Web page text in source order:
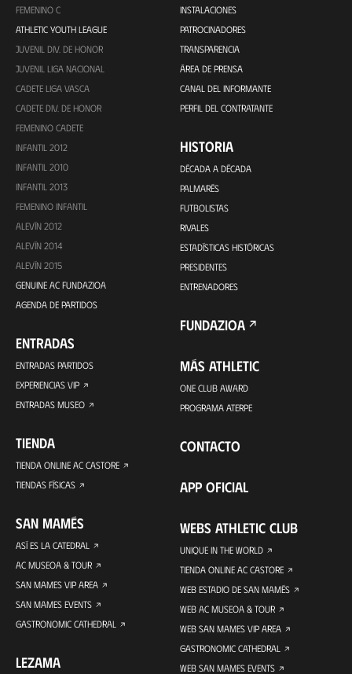
FEMENINO C
ATHLETIC YOUTH LEAGUE
JUVENIL DIV. DE HONOR
JUVENIL LIGA NACIONAL
CADETE LIGA VASCA
CADETE DIV. DE HONOR
FEMENINO CADETE
INFANTIL 2012
INFANTIL 2010
INFANTIL 2013
FEMENINO INFANTIL
ALEVÍN 2012
ALEVÍN 2014
ALEVÍN 2015
GENUINE AC FUNDAZIOA
AGENDA DE PARTIDOS
ENTRADAS
ENTRADAS PARTIDOS
EXPERIENCIAS VIP
ENTRADAS MUSEO
TIENDA
TIENDA ONLINE AC CASTORE
TIENDAS FÍSICAS
SAN MAMÉS
ASÍ ES LA CATEDRAL
AC MUSEOA & TOUR
SAN MAMES VIP AREA
SAN MAMES EVENTS
GASTRONOMIC CATHEDRAL
LEZAMA
INSTALACIONES
PATROCINADORES
TRANSPARENCIA
ÁREA DE PRENSA
CANAL DEL INFORMANTE
PERFIL DEL CONTRATANTE
HISTORIA
DÉCADA A DÉCADA
PALMARÉS
FUTBOLISTAS
RIVALES
ESTADÍSTICAS HISTÓRICAS
PRESIDENTES
ENTRENADORES
FUNDAZIOA
MÁS ATHLETIC
ONE CLUB AWARD
PROGRAMA ATERPE
CONTACTO
APP OFICIAL
WEBS ATHLETIC CLUB
UNIQUE IN THE WORLD
TIENDA ONLINE AC CASTORE
WEB ESTADIO DE SAN MAMÉS
WEB AC MUSEOA & TOUR
WEB SAN MAMES VIP AREA
GASTRONOMIC CATHEDRAL
WEB SAN MAMES EVENTS